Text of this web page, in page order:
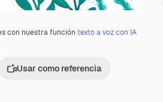
con nuestra función texto a voz con IA
Usar como referencia